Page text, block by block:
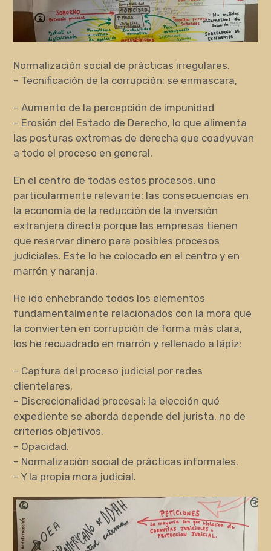
Normalización social de prácticas irregulares.
– Tecnificación de la corrupción: se enmascara,
– Aumento de la percepción de impunidad
– Erosión del Estado de Derecho, lo que alimenta
las posturas extremas de derecha que coadyuvan
a todo el proceso en general.
En el centro de todas estos procesos, uno
particularmente relevante: las consecuencias en
la economía de la reducción de la inversión
extranjera directa porque las empresas tienen
que reservar dinero para posibles procesos
judiciales. Este lo he colocado en el centro y en
marrón y naranja.
He ido enhebrando todos los elementos
fundamentalmente relacionados con la mora que
la convierten en corrupción de forma más clara,
los he recuadrado en marrón y rellenado a lápiz:
– Captura del proceso judicial por redes
clientelares.
– Discrecionalidad procesal: la elección qué
expediente se aborda depende del jurista, no de
criterios objetivos.
– Opacidad.
– Normalización social de prácticas informales.
– Y la propia mora judicial.